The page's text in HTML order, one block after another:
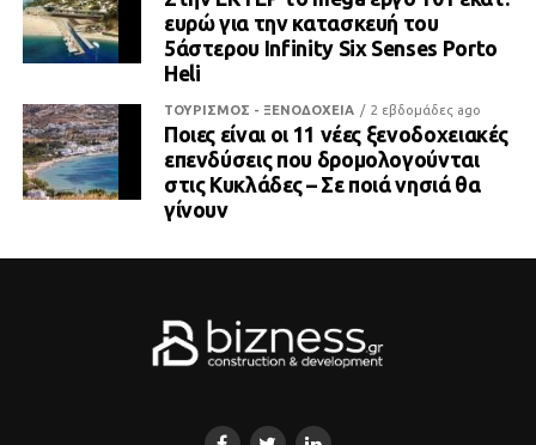
ευρώ για την κατασκευή του
5άστερου Infinity Six Senses Porto
Heli
ΤΟΥΡΙΣΜΟΣ - ΞΕΝΟΔΟΧΕΙΑ 2 εβδομάδες ago
Ποιες είναι οι 11 νέες ξενοδοχειακές
επενδύσεις που δρομολογούνται
στις Κυκλάδες – Σε ποιά νησιά θα
γίνουν